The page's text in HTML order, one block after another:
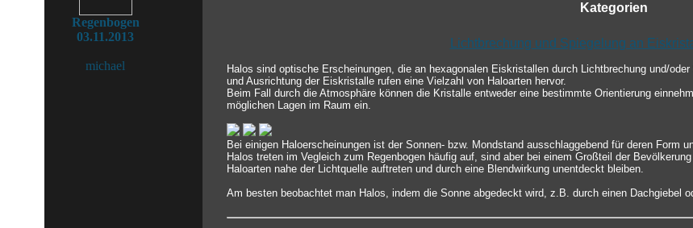
Regenbogen
03.11.2013
michael
Kategorien
Lichtbrechung und Spiegelung an
Halos sind optische Erscheinungen, die an hexagonalen Eiskristallen durch Lichtbrechung und/
und Ausrichtung der Eiskristalle rufen eine Vielzahl von Haloarten hervor.
Beim Fall durch die Atmosphäre können die Kristalle entweder eine bestimmte Orientierung
möglichen Lagen im Raum ein.
Bei einigen Haloerscheinungen ist der Sonnen- bzw. Mondstand ausschlaggebend für deren Form
Halos treten im Vegleich zum Regenbogen häufig auf, sind aber bei einem Großteil der
Haloarten nahe der Lichtquelle auftreten und durch eine Blendwirkung unentdeckt bleiben.
Am besten beobachtet man Halos, indem die Sonne abgedeckt wird, z.B. durch einen Dachgiebel